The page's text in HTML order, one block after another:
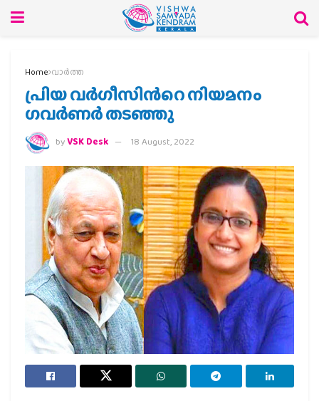
Home വാര്‍ത്ത
പ്രിയ വര്‍ഗീസിന്‍റെ നിയമനം
ഗവര്‍ണര്‍ തടഞ്ഞു
byVSK Desk 18 August, 2022